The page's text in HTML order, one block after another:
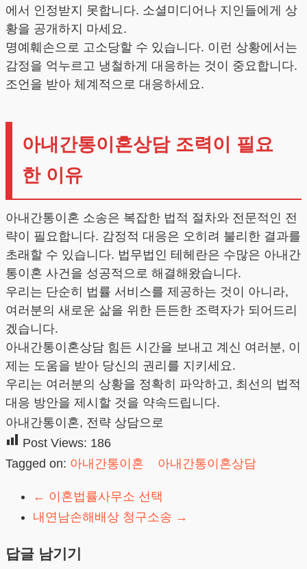
에서 인정받지 못합니다. 소셜미디어나 지인들에게 상
황을 공개하지 마세요.
명예훼손으로 고소당할 수 있습니다. 이런 상황에서는
감정을 억누르고 냉철하게 대응하는 것이 중요합니다.
조언을 받아 체계적으로 대응하세요.
아내간통이혼상담 조력이 필요
한 이유
아내간통이혼 소송은 복잡한 법적 절차와 전문적인 전
략이 필요합니다. 감정적 대응은 오히려 불리한 결과를
초래할 수 있습니다. 법무법인 테헤란은 수많은 아내간
통이혼 사건을 성공적으로 해결해왔습니다.
우리는 단순히 법률 서비스를 제공하는 것이 아니라,
여러분의 새로운 삶을 위한 든든한 조력자가 되어드리
겠습니다.
아내간통이혼상담 힘든 시간을 보내고 계신 여러분, 이
제는 도움을 받아 당신의 권리를 지키세요.
우리는 여러분의 상황을 정확히 파악하고, 최선의 법적
대응 방안을 제시할 것을 약속드립니다.
아내간통이혼, 전략 상담으로
Post Views: 186
Tagged on: 아내간통이혼 아내간통이혼상담
← 이혼법률사무소 선택
내연남손해배상 청구소송 →
답글 남기기